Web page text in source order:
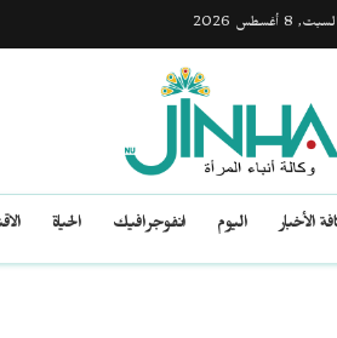
8 أغسطس 2026
الأخبار اليوم انفوجرافيك الحياة